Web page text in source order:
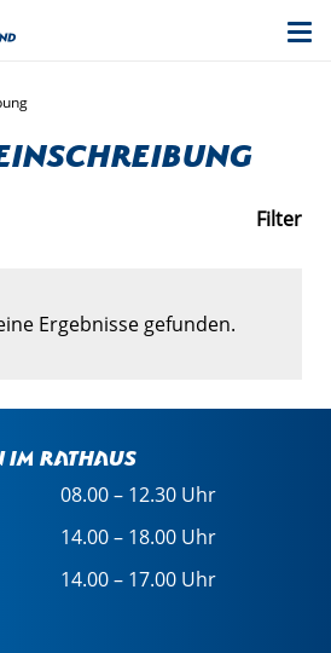
Filter
Ergebnisse gefunden.
Rathaus
08.00 – 12.30 Uhr
14.00 – 18.00 Uhr
14.00 – 17.00 Uhr